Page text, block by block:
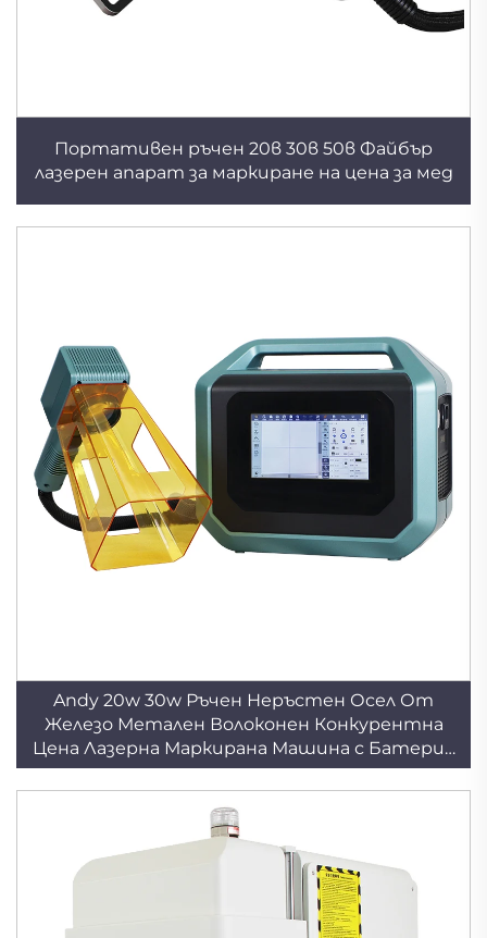
Портативен ръчен 20в 30в 50в Файбър
лазерен апарат за маркиране на цена за мед
Andy 20w 30w Ръчен Неръстен Осел От
Железо Метален Волоконен Конкурентна
Цена Лазерна Маркирана Машина с Батерия
Без Батерия